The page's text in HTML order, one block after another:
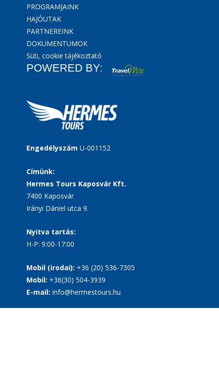
PROGRAMJAINK
HAJÓUTAK
PARTNEREINK
DOKUMENTUMOK
Süti, cookie tájékoztató
POWERED BY:
Engedélyszám U-001152
Címünk:
Hermes Tours Kaposvár Kft.
7400 Kaposvár
Irányi Dániel utca 9.
Nyitva tartás:
H-P: 9:00-17:00
Mobil (irodai): +36 (20) 536-7305
Mobil: +36(30) 504-3939
E-mail: info@hermestours.hu